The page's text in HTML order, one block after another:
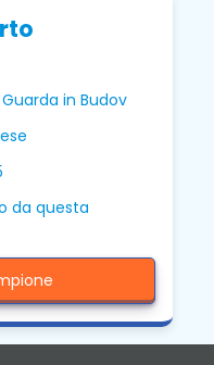
in Budov
da questa